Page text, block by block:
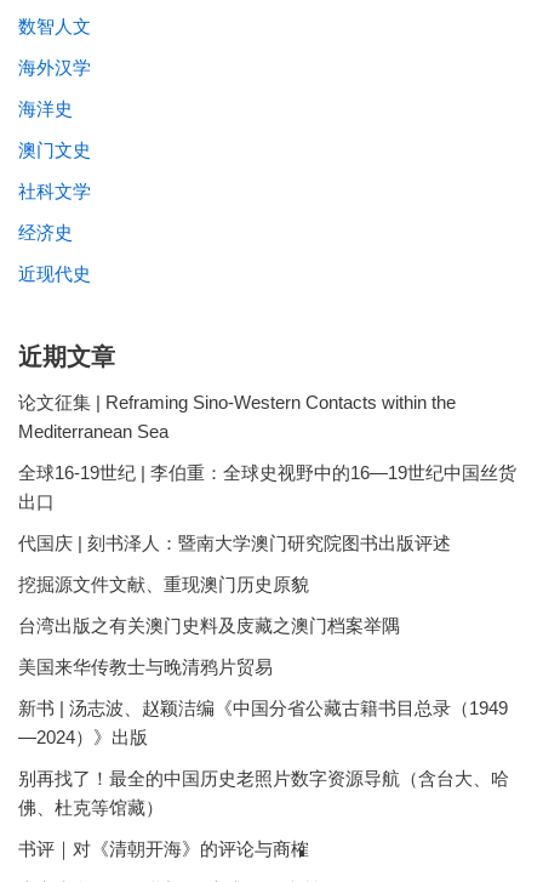
数智人文
海外汉学
海洋史
澳门文史
社科文学
经济史
近现代史
近期文章
论文征集 | Reframing Sino-Western Contacts within the
Mediterranean Sea
全球16-19世纪 | 李伯重：全球史视野中的16—19世纪中国丝货
出口
代国庆 | 刻书泽人：暨南大学澳门研究院图书出版评述
挖掘源文件文献、重现澳门历史原貌
台湾出版之有关澳门史料及庋藏之澳门档案举隅
美国来华传教士与晚清鸦片贸易
新书 | 汤志波、赵颖洁编《中国分省公藏古籍书目总录（1949
—2024）》出版
别再找了！最全的中国历史老照片数字资源导航（含台大、哈
佛、杜克等馆藏）
书评｜对《清朝开海》的评论与商榷